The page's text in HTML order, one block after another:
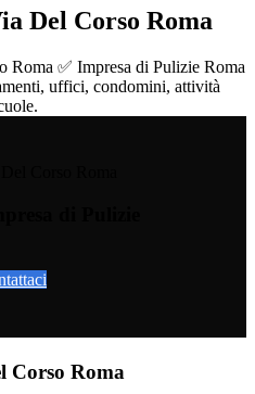
Del Corso Roma
Roma ✅ Impresa di Pulizie Roma
uffici, condomini, attività
Corso Roma